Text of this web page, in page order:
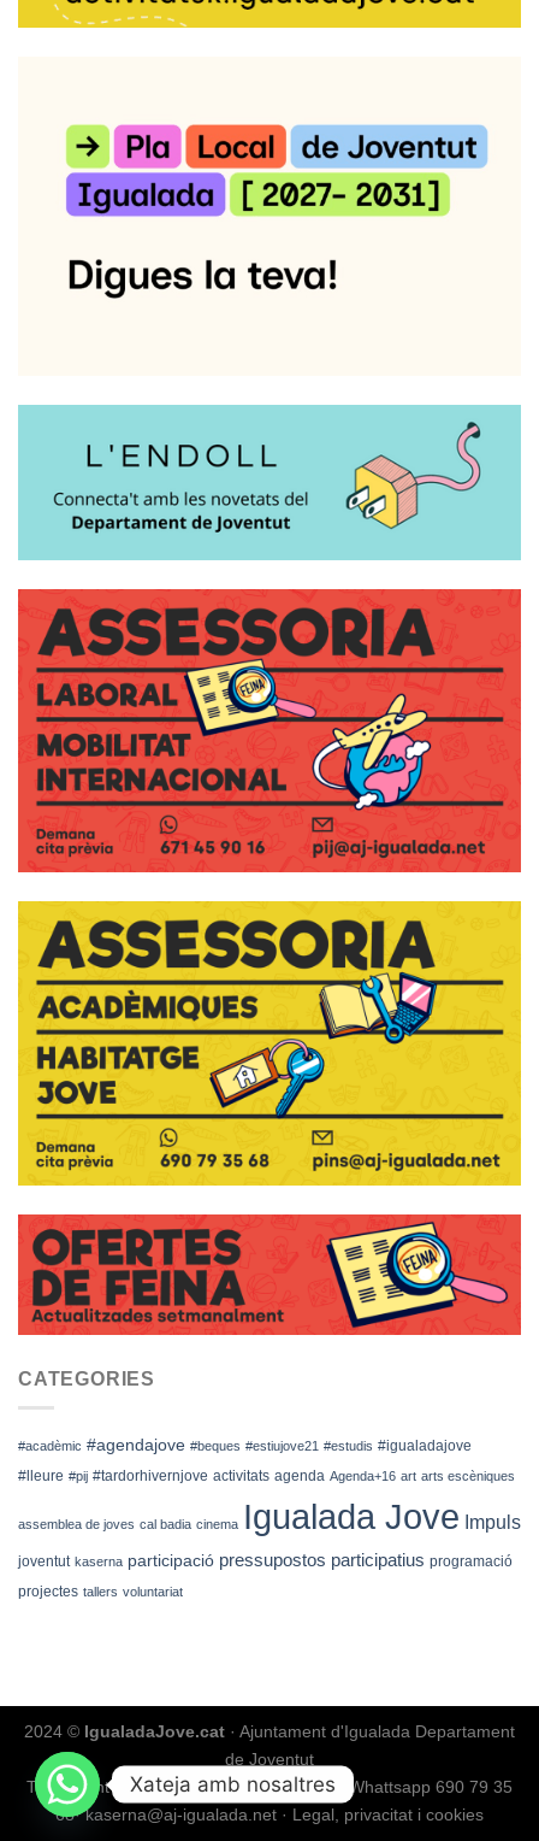
CATEGORIES
#acadèmic #agendajove #beques #estiujove21 #estudis #igualadajove
#lleure #pij #tardorhivernjove activitats agenda Agenda+16 art arts escèniques
assemblea de joves cal badia cinema Igualada Jove Impuls
joventut kaserna participació pressupostos participatius programació
projectes tallers voluntariat
2024 © IgualadaJove.cat · Ajuntament d'Igualada Departament
de Joventut
Tr. de Sant Jaume, s/n ·T. 93 804 18 01·
Whattsapp 690 79 35
68·kaserna@aj-igualada.net · Legal, privacitat i cookies
Xateja amb nosaltres